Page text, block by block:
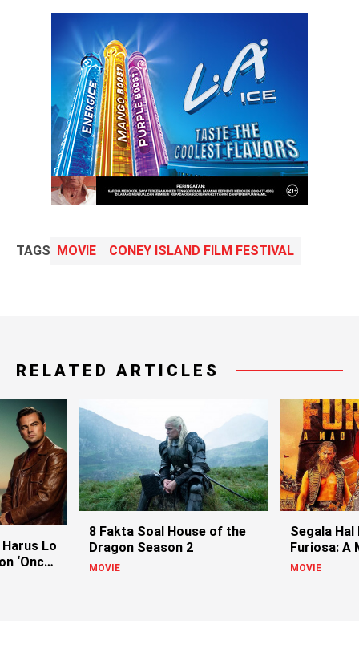
TAGS MOVIE CONEY ISLAND FILM FESTIVAL
RELATED ARTICLES
Lo
‘Once
8 Fakta Soal House of the
Dragon Season 2
MOVIE
Segala Hal
Furiosa: A
MOVIE